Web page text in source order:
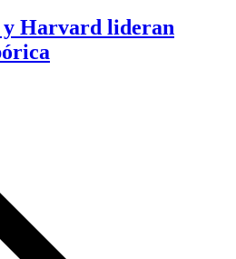
y Harvard lideran